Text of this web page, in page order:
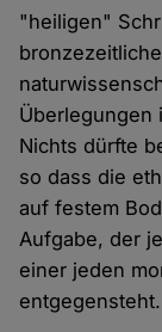
"heiligen"
Überlegungen
Nichts dürfte
so dass die
auf festem
Aufgabe, der
einer jeden
entgegensteht.